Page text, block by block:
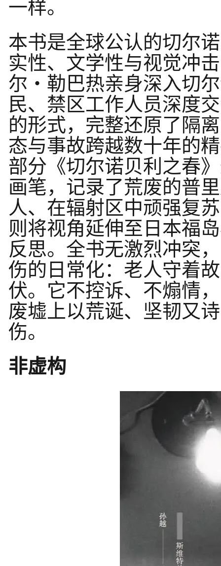
一样。
本书是全球公认的切尔
实性、文学性与视觉冲
尔・勒巴热亲身深入切
民、禁区工作人员深度
的形式，完整还原了隔
态与事故跨越数十年的
部分《切尔诺贝利之春
画笔，记录了荒废的普
人、在辐射区中顽强复
则将视角延伸至日本福
反思。全书无激烈冲突
伤的日常化：老人守着
伏。它不控诉、不煽情
废墟上以荒诞、坚韧又
伤。
非虚构